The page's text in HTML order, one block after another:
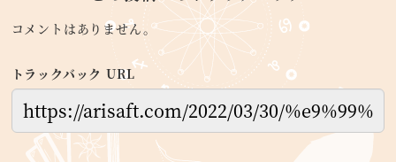
コメントはありません。
トラックバック URL